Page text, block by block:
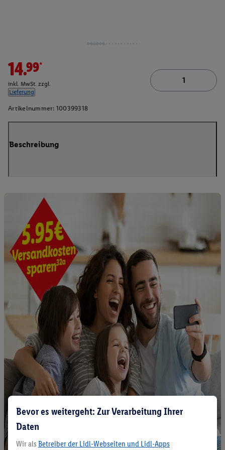
14.99*
inkl. MwSt. zzgl.
Lieferung
Artikelnummer: 100399318
Beschreibung
Bevor es weitergeht: Zur Verarbeitung Ihrer
Daten
Wir als Betreiber der Lidl-Webseiten und Lidl-Apps